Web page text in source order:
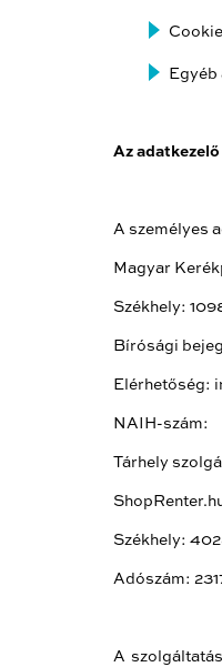
Egyéb
Az
A személyes
Magyar
Székhely:
Bírósági
Elérhetőség:
NAIH-szám:
Tárhely
Székhely:
Adószám:
A